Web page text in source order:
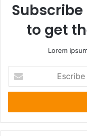
to get
Lorem
c
i
b